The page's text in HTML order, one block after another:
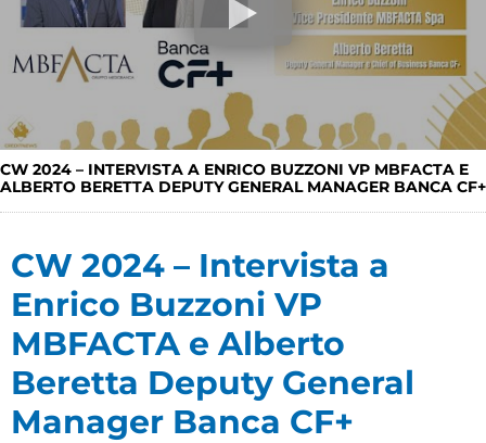
CW 2024 – INTERVISTA A ENRICO BUZZONI VP MBFACTA E
ALBERTO BERETTA DEPUTY GENERAL MANAGER BANCA CF+
CW 2024 – Intervista a
Enrico Buzzoni VP
MBFACTA e Alberto
Beretta Deputy General
Manager Banca CF+